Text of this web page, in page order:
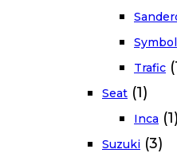
Symbol
Trafic
Seat (1)
Inca (1)
Suzuki (3)